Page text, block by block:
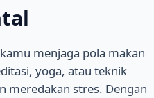
menjaga pola makan
yoga, atau teknik
meredakan stres. Dengan